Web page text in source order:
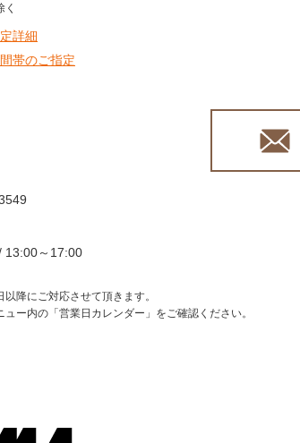
詳細
帯のご指定
13:00～17:00
降にご対応させて頂きます。
ー内の「営業日カレンダー」をご確認ください。